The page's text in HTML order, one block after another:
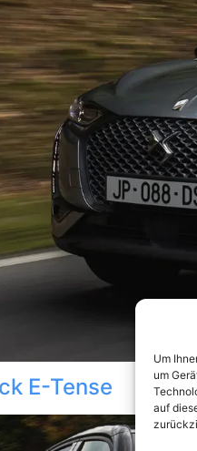
Um
um
auf
E-Tense